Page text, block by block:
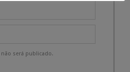
será publicado.